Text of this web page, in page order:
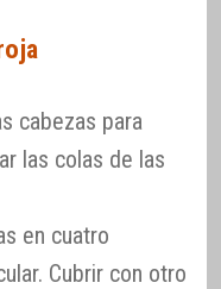
cabezas para
las colas de las
en cuatro
Cubrir con otro